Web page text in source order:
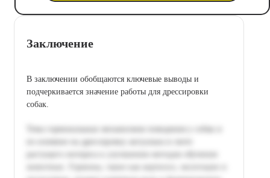
Заключение
В заключении обобщаются ключевые выводы и
подчеркивается значение работы для дрессировки
собак.